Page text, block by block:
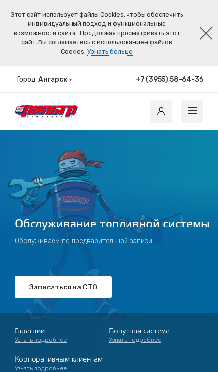
Этот сайт использует файлы Cookies, чтобы обеспечить
индивидуальный подход и функциональные
возможности сайта. Продолжая просматривать этот
сайт, Вы соглашаетесь с использованием файлов
Cookies. Узнать больше
Город: Ангарск +7 (3955) 58-64-36
Обслуживание топливной системы
Обслуживаем по предварительной записи
Записаться на СТО
Гарантии
Узнать подробнее
Бонусная система
Узнать подробнее
Корпоративным клиентам
Узнать подробнее